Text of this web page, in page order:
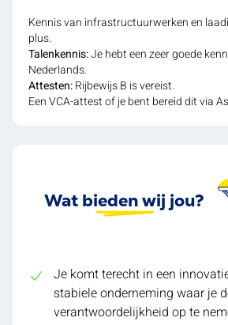
Kennis van infrastructuurwerken en
plus.
Talenkennis:Je hebt een zeer goede
Nederlands.
Attesten:Rijbewijs B is vereist.
Een VCA-attest of je bent bereid dit via
Wat bieden wij jou?
Je komt terecht in een
stabiele onderneming waar je
verantwoordelijkheid op te